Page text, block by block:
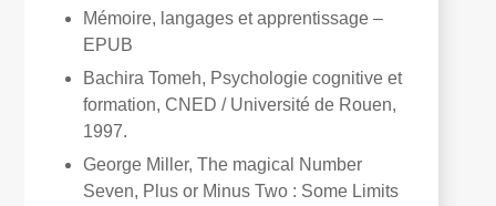
Mémoire, langages et apprentissage –
EPUB
Bachira Tomeh, Psychologie cognitive et
formation, CNED / Université de Rouen,
1997.
George Miller, The magical Number
Seven, Plus or Minus Two : Some Limits